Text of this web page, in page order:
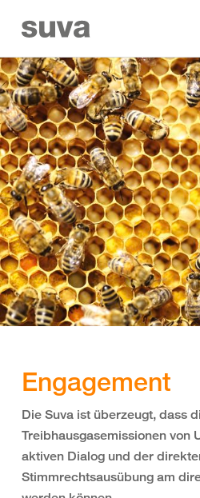
Engagement
Die Suva ist überzeugt, dass
Treibhausgasemissionen von
aktiven Dialog und der
Stimmrechtsausübung am